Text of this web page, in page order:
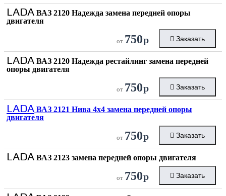
LADA ВАЗ 2120 Надежда замена передней опоры
двигателя
от 750р Заказать
LADA ВАЗ 2120 Надежда рестайлинг замена передней
опоры двигателя
от 750р Заказать
LADA ВАЗ 2121 Нива 4х4 замена передней опоры
двигателя
от 750р Заказать
LADA ВАЗ 2123 замена передней опоры двигателя
от 750р Заказать